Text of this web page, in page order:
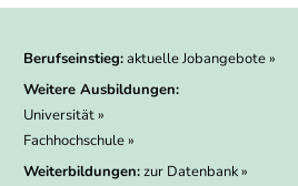
Berufseinstieg:aktuelle Jobangebote »
Weitere Ausbildungen:
Universität »
Fachhochschule »
Weiterbildungen:zur Datenbank »